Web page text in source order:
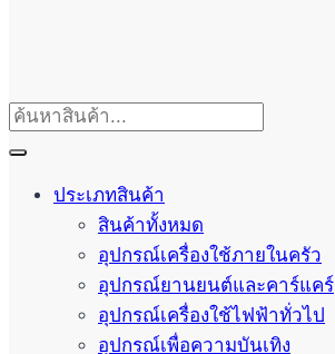
ประเภทสินค้า
สินค้าทั้งหมด
อุปกรณ์เครื่องใช้ภายในครัว
อุปกรณ์ยานยนต์และคาร์แคร์
อุปกรณ์เครื่องใช้ไฟฟ้าทั่วไป
อุปกรณ์เพื่อความบันเทิง